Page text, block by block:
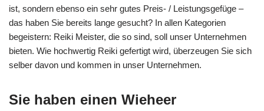
ist, sondern ebenso ein sehr gutes Preis- / Leistungsgefüge –
das haben Sie bereits lange gesucht? In allen Kategorien
begeistern: Reiki Meister, die so sind, soll unser Unternehmen
bieten. Wie hochwertig Reiki gefertigt wird, überzeugen Sie sich
selber davon und kommen in unser Unternehmen.
Sie haben einen Wieheer